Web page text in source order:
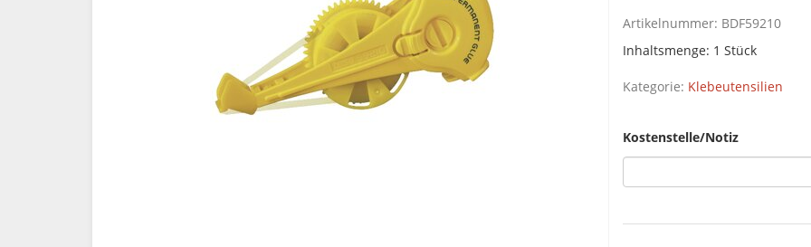
Artikelnummer: BDF59210
Inhaltsmenge: 1 Stück
Kategorie: Klebeutensilien
Kostenstelle/Notiz